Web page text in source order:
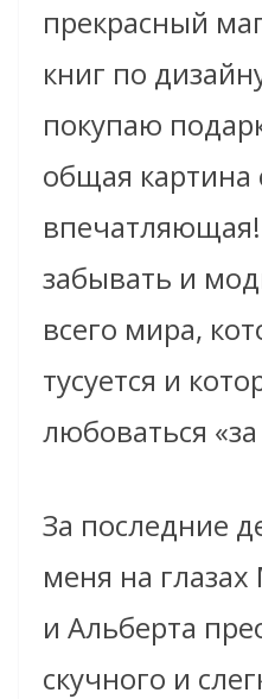
прекрасный
книг по
покупаю
общая картина
забывать и
всего мира,
тусуется и
любоваться
За последние
меня на
и Альберта
скучного и